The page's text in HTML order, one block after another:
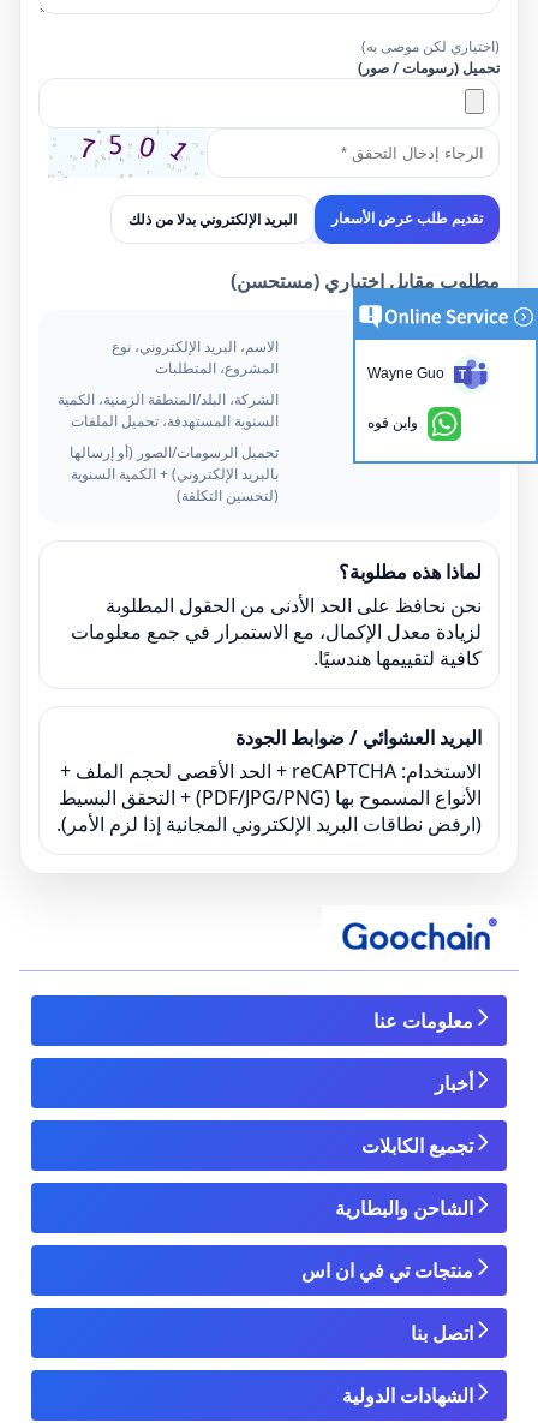
(اختياري لكن موصى به)
تحميل (رسومات / صور)
تقديم طلب عرض الأسعار البريد الإلكتروني بدلا من ذلك
مطلوب مقابل اختياري (مستحسن)
مطلوب
الاسم، البريد الإلكتروني، نوع
المشروع، المتطلبات
خياري
الشركة، البلد/المنطقة الزمنية، الكمية
السنوية المستهدفة، تحميل الملفات
تحميل الرسومات/الصور (أو إرسالها
بالبريد الإلكتروني) + الكمية السنوية
(لتحسين التكلفة)
لماذا هذه مطلوبة؟
نحن نحافظ على الحد الأدنى من الحقول المطلوبة
لزيادة معدل الإكمال، مع الاستمرار في جمع معلومات
كافية لتقييمها هندسيًا.
البريد العشوائي / ضوابط الجودة
الاستخدام: reCAPTCHA + الحد الأقصى لحجم الملف +
الأنواع المسموح بها (PDF/JPG/PNG) + التحقق البسيط
(ارفض نطاقات البريد الإلكتروني المجانية إذا لزم الأمر).
معلومات عنا
أخبار
تجميع الكابلات
الشاحن والبطارية
منتجات تي في ان اس
اتصل بنا
الشهادات الدولية
Wayne Guo
واين قوه